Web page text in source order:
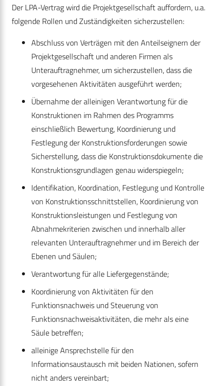
Der LPA-Vertrag wird die Projektgesellschaft auffordern, u.a.
folgende Rollen und Zuständigkeiten sicherzustellen:
Abschluss von Verträgen mit den Anteilseignern der
Projektgesellschaft und anderen Firmen als
Unterauftragnehmer, um sicherzustellen, dass die
vorgesehenen Aktivitäten ausgeführt werden;
Übernahme der alleinigen Verantwortung für die
Konstruktionen im Rahmen des Programms
einschließlich Bewertung, Koordinierung und
Festlegung der Konstruktionsforderungen sowie
Sicherstellung, dass die Konstruktionsdokumente die
Konstruktionsgrundlagen genau widerspiegeln;
Identifikation, Koordination, Festlegung und Kontrolle
von Konstruktionsschnittstellen, Koordinierung von
Konstruktionsleistungen und Festlegung von
Abnahmekriterien zwischen und innerhalb aller
relevanten Unterauftragnehmer und im Bereich der
Ebenen und Säulen;
Verantwortung für alle Liefergegenstände;
Koordinierung von Aktivitäten für den
Funktionsnachweis und Steuerung von
Funktionsnachweisaktivitäten, die mehr als eine
Säule betreffen;
alleinige Ansprechstelle für den
Informationsaustausch mit beiden Nationen, sofern
nicht anders vereinbart;